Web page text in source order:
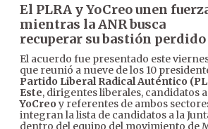
El PLRA y YoCreo unen
mientras la ANR busca
recuperar su bastión perdido
El acuerdo fue presentado este
que reunió a nueve de los 10
Partido Liberal Radical Auténtico
Este, dirigentes liberales, candidatos
YoCreo y referentes de ambos
integran la lista de candidatos a la
dentro del equipo del movimiento de